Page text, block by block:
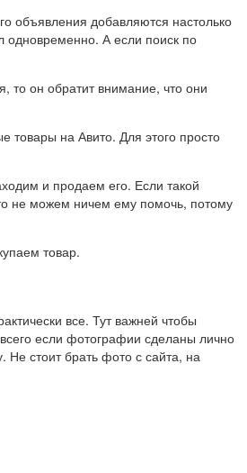
объявления добавляются настолько
одновременно. А если поиск по
то он обратит внимание, что они
на Авито. Для этого просто
и продаем его. Если такой
не можем ничем ему помочь, потому
товар.
все. Тут важней чтобы
если фотографии сделаны лично
Не стоит брать фото с сайта, на